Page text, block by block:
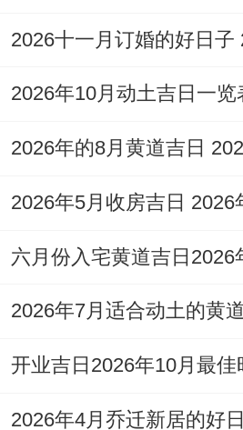
农历日期:二零二六年冬月
九星:三碧-轩辕星（木）-
彭祖百忌:丙不修灶必见灾
市、交易、立券、旅行 出
开业吉日2026年10月最佳